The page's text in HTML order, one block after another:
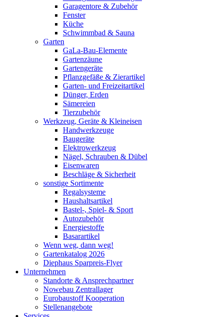
Garagentore & Zubehör
Fenster
Küche
Schwimmbad & Sauna
Garten
GaLa-Bau-Elemente
Gartenzäune
Gartengeräte
Pflanzgefäße & Zierartikel
Garten- und Freizeitartikel
Dünger, Erden
Sämereien
Tierzubehör
Werkzeug, Geräte & Kleineisen
Handwerkzeuge
Baugeräte
Elektrowerkzeug
Nägel, Schrauben & Dübel
Eisenwaren
Beschläge & Sicherheit
sonstige Sortimente
Regalsysteme
Haushaltsartikel
Bastel-, Spiel- & Sport
Autozubehör
Energiestoffe
Basarartikel
Wenn weg, dann weg!
Gartenkatalog 2026
Diephaus Sparpreis-Flyer
Unternehmen
Standorte & Ansprechpartner
Nowebau Zentrallager
Eurobaustoff Kooperation
Stellenangebote